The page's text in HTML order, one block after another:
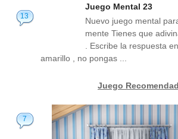
13
7
Juego Mental 23
Nuevo juego mental
mente Tienes que
. Escribe la respuesta
amarillo , no pongas ...
Juego